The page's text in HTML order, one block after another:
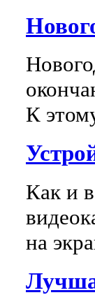
К
Как и
на